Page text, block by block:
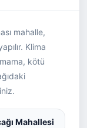
mahalle,
Klima
kötü
Mahallesi